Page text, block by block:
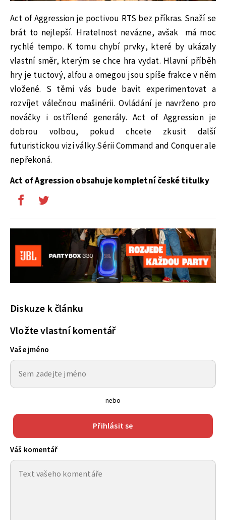
Act of Aggression je poctivou RTS bez příkras. Snaží se
brát to nejlepší. Hratelnost nevázne, avšak má moc
rychlé tempo. K tomu chybí prvky, které by ukázaly
vlastní směr, kterým se chce hra vydat. Hlavní příběh
hry je tuctový, alfou a omegou jsou spíše frakce v něm
vložené. S těmi vás bude bavit experimentovat a
rozvíjet válečnou mašinérii. Ovládání je navrženo pro
nováčky i ostřílené generály. Act of Aggression je
dobrou volbou, pokud chcete zkusit další
futuristickou vizi války.Sérii Command and Conquer ale
nepřekoná.
Act of Agression obsahuje kompletní české titulky
Diskuze k článku
Vložte vlastní komentář
Vaše jméno
nebo
Přihlásit se
Váš komentář